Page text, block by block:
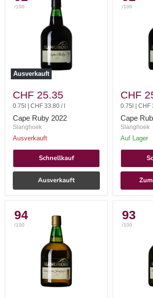
/100
Ausverkauft
Ruby
2022
CHF 25.35
0.75l CHF 33.80 /
Cape Ruby 2022
Slanghoek
Ausverkauft
Schnellkauf
Ausverkauft
/100
Ruby
2023
CHF
0.75l CHF
Cape
Slanghoek
auf Lager
94
/100
93
/100